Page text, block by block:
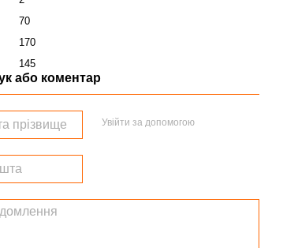
70
170
145
або коментар
Увійти за допомогою